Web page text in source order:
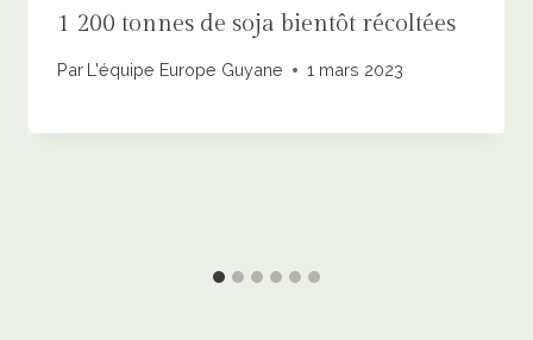
1 200 tonnes de soja bientôt récoltées
Par L'équipe Europe Guyane 1 mars 2023